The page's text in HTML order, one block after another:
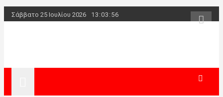
Skip
to
Σάββατο 25 Ιουλίου 2026 13:03:56